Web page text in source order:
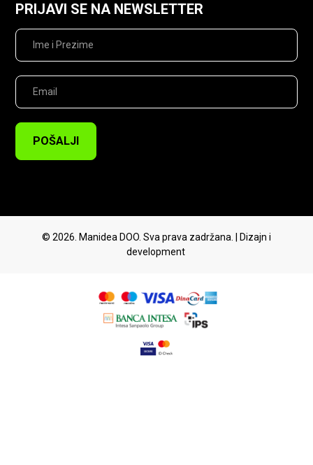
PRIJAVI SE NA NEWSLETTER
POŠALJI
© 2026. Manidea DOO. Sva prava zadržana. | Dizajn i
development